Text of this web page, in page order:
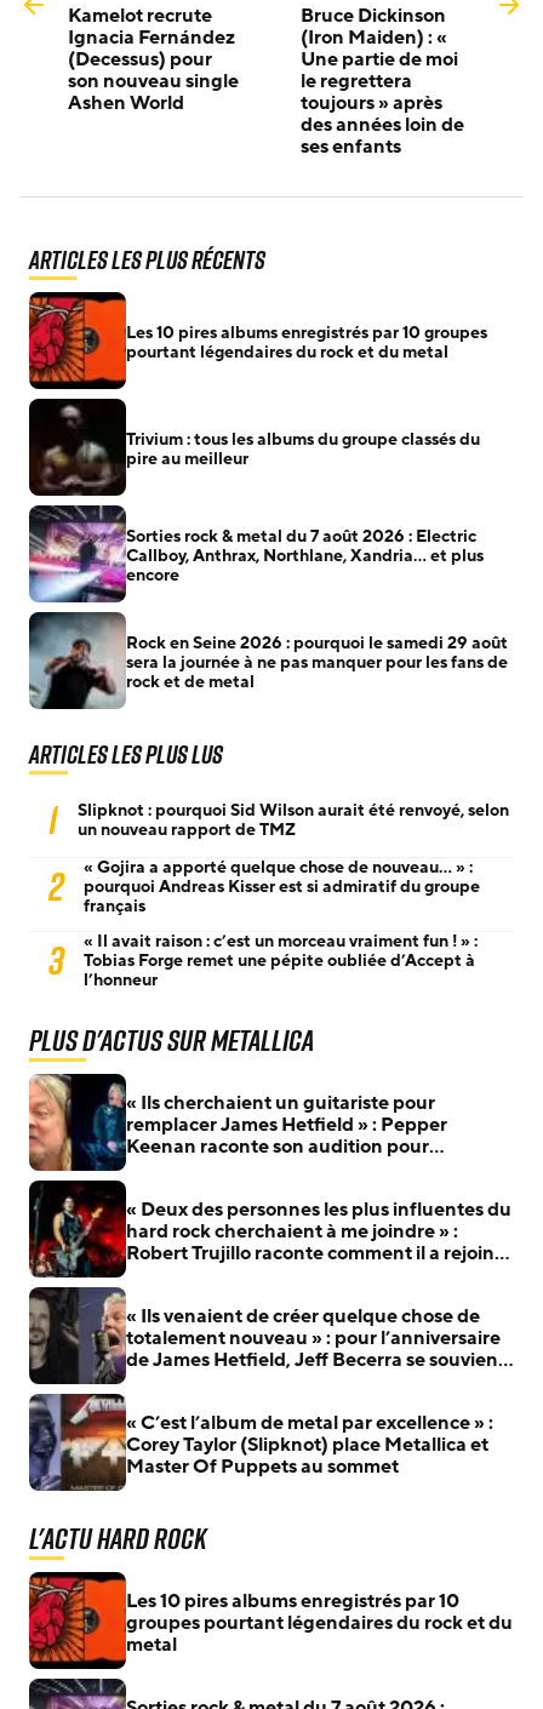
Kamelot recrute
Ignacia Fernández
(Decessus) pour
son nouveau single
Ashen World
Bruce Dickinson
(Iron Maiden) : «
Une partie de moi
le regrettera
toujours » après
des années loin de
ses enfants
Articles les plus récents
Les 10 pires albums enregistrés par 10 groupes
pourtant légendaires du rock et du metal
Trivium : tous les albums du groupe classés du
pire au meilleur
Sorties rock & metal du 7 août 2026 : Electric
Callboy, Anthrax, Northlane, Xandria… et plus
encore
Rock en Seine 2026 : pourquoi le samedi 29 août
sera la journée à ne pas manquer pour les fans de
rock et de metal
Articles les plus lus
1
Slipknot : pourquoi Sid Wilson aurait été renvoyé, selon
un nouveau rapport de TMZ
2
« Gojira a apporté quelque chose de nouveau… » :
pourquoi Andreas Kisser est si admiratif du groupe
français
3
« Il avait raison : c’est un morceau vraiment fun ! » :
Tobias Forge remet une pépite oubliée d’Accept à
l’honneur
Plus d'actus sur Metallica
« Ils cherchaient un guitariste pour
remplacer James Hetfield » : Pepper
Keenan raconte son audition pour
« Deux des personnes les plus influentes du
hard rock cherchaient à me joindre » :
Robert Trujillo raconte comment il a rejoint
« Ils venaient de créer quelque chose de
totalement nouveau » : pour l’anniversaire
de James Hetfield, Jeff Becerra se souvient
« C’est l’album de metal par excellence » :
Corey Taylor (Slipknot) place Metallica et
Master Of Puppets au sommet
L'actu Hard Rock
Les 10 pires albums enregistrés par 10
groupes pourtant légendaires du rock et du
metal